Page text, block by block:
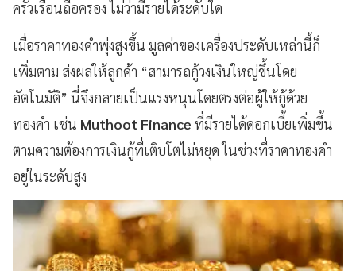
ครัวเรือนถือครอง ไม่ว่ามีรายได้ระดับใด
เมื่อราคาทองคำพุ่งสูงขึ้น มูลค่าของเครื่องประดับเหล่านี้ก็
เพิ่มตาม ส่งผลให้ลูกค้า “สามารถกู้วงเงินใหญ่ขึ้นโดย
อัตโนมัติ” นี่จึงกลายเป็นแรงหนุนโดยตรงต่อผู้ให้กู้ด้วย
ทองคำ เช่น Muthoot Finance ที่มีรายได้ดอกเบี้ยเพิ่มขึ้น
ตามความต้องการเงินกู้ที่เติบโตไม่หยุด ในช่วงที่ราคาทองคำ
อยู่ในระดับสูง